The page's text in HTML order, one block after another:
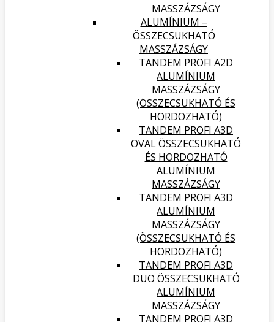
MASSZÁZSÁGY
ALUMÍNIUM –
ÖSSZECSUKHATÓ
MASSZÁZSÁGY
TANDEM PROFI A2D
ALUMÍNIUM
MASSZÁZSÁGY
(ÖSSZECSUKHATÓ ÉS
HORDOZHATÓ)
TANDEM PROFI A3D
OVAL ÖSSZECSUKHATÓ
ÉS HORDOZHATÓ
ALUMÍNIUM
MASSZÁZSÁGY
TANDEM PROFI A3D
ALUMÍNIUM
MASSZÁZSÁGY
(ÖSSZECSUKHATÓ ÉS
HORDOZHATÓ)
TANDEM PROFI A3D
DUO ÖSSZECSUKHATÓ
ALUMÍNIUM
MASSZÁZSÁGY
TANDEM PROFI A3D